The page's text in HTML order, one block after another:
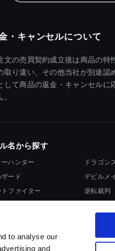
to analyse our
and
・キャンセルについて
文の売買契約成立後は商品の特
取り違い、その他当社が別途認
して商品の返金・キャンセルに
。
名から探す
ハンター
ザード
トファイター
ドラゴン
デビルメ
逆転裁判